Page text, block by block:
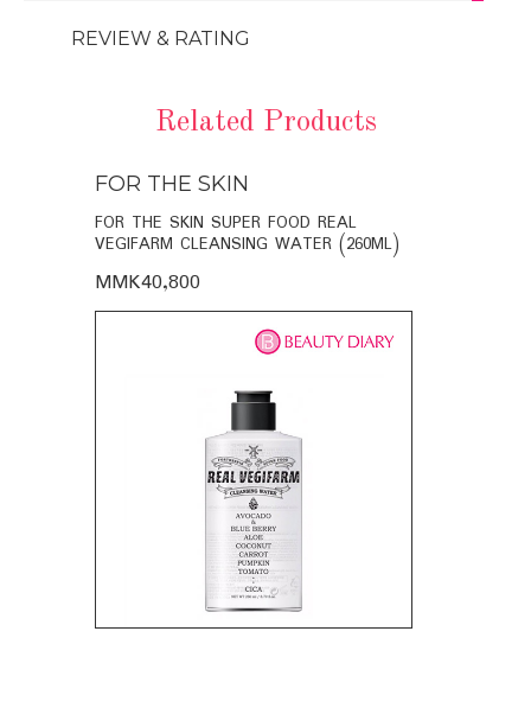
REVIEW & RATING
Related Products
FOR THE SKIN
FOR THE SKIN SUPER FOOD REAL
VEGIFARM CLEANSING WATER (260ML)
MMK40,800